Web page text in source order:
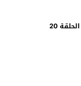
20